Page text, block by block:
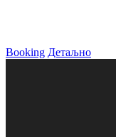
Booking Детаљно